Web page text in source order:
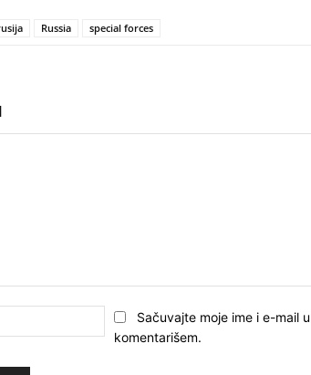
Russia special forces
Ime:
Sačuvajte moje ime i e-mail
komentarišem.